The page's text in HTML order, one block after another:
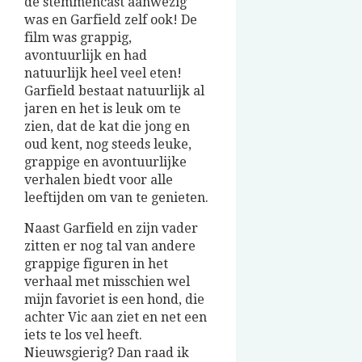
was en Garfield zelf ook! De
film was grappig,
avontuurlijk en had
natuurlijk heel veel eten!
Garfield bestaat natuurlijk al
jaren en het is leuk om te
zien, dat de kat die jong en
oud kent, nog steeds leuke,
grappige en avontuurlijke
verhalen biedt voor alle
leeftijden om van te genieten.
Naast Garfield en zijn vader
zitten er nog tal van andere
grappige figuren in het
verhaal met misschien wel
mijn favoriet is een hond, die
achter Vic aan ziet en net een
iets te los vel heeft.
Nieuwsgierig? Dan raad ik